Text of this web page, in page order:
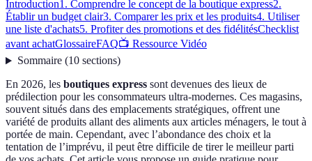
Introduction1. Comprendre le concept de la boutique express2.
Établir un budget clair3. Comparer les prix et les produits4. Utiliser
une liste d'achats5. Profiter des promotions et des fidélitésChecklist
avant achatGlossaireFAQ📺 Ressource Vidéo
Sommaire(10 sections)
En 2026, les boutiques express sont devenues des lieux de
prédilection pour les consommateurs ultra-modernes. Ces magasins,
souvent situés dans des emplacements stratégiques, offrent une
variété de produits allant des aliments aux articles ménagers, le tout à
portée de main. Cependant, avec l’abondance des choix et la
tentation de l’imprévu, il peut être difficile de tirer le meilleur parti